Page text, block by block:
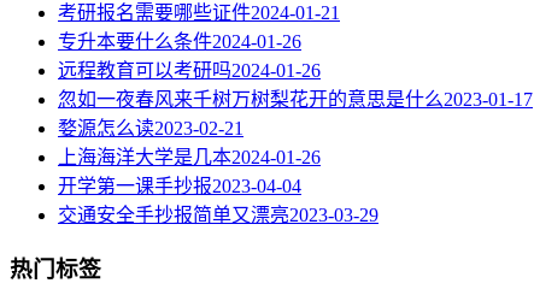
考研报名需要哪些证件2024-01-21
专升本要什么条件2024-01-26
远程教育可以考研吗2024-01-26
忽如一夜春风来千树万树梨花开的意思是什么2023-01-17
婺源怎么读2023-02-21
上海海洋大学是几本2024-01-26
开学第一课手抄报2023-04-04
交通安全手抄报简单又漂亮2023-03-29
热门标签